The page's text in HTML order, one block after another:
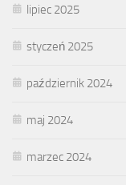
lipiec 2025
styczeń 2025
październik 2024
maj 2024
marzec 2024